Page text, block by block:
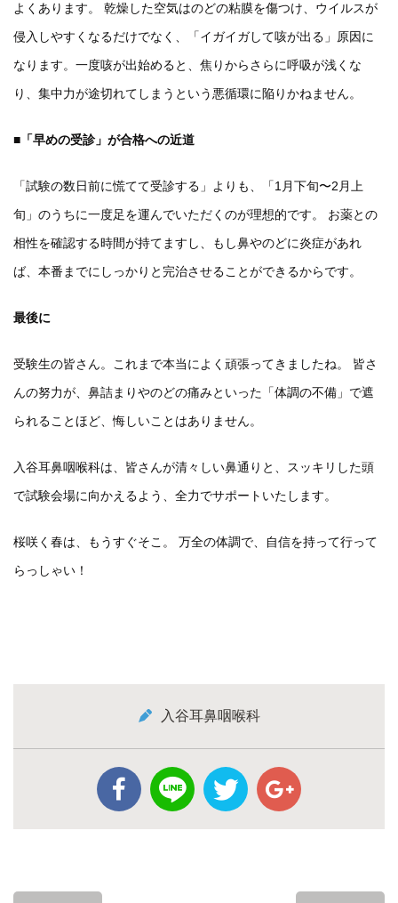
よくあります。 乾燥した空気はのどの粘膜を傷つけ、ウイルスが
侵入しやすくなるだけでなく、「イガイガして咳が出る」原因に
なります。一度咳が出始めると、焦りからさらに呼吸が浅くな
り、集中力が途切れてしまうという悪循環に陥りかねません。
■「早めの受診」が合格への近道
「試験の数日前に慌てて受診する」よりも、「1月下旬〜2月上
旬」のうちに一度足を運んでいただくのが理想的です。 お薬との
相性を確認する時間が持てますし、もし鼻やのどに炎症があれ
ば、本番までにしっかりと完治させることができるからです。
最後に
受験生の皆さん。これまで本当によく頑張ってきましたね。 皆さ
んの努力が、鼻詰まりやのどの痛みといった「体調の不備」で遮
られることほど、悔しいことはありません。
入谷耳鼻咽喉科は、皆さんが清々しい鼻通りと、スッキリした頭
で試験会場に向かえるよう、全力でサポートいたします。
桜咲く春は、もうすぐそこ。 万全の体調で、自信を持って行って
らっしゃい！
入谷耳鼻咽喉科